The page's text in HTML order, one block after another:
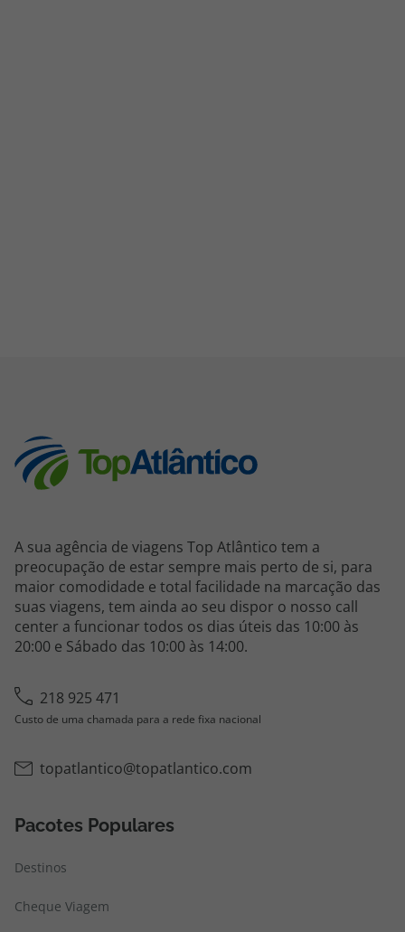
A sua agência de viagens Top Atlântico tem a
preocupação de estar sempre mais perto de si, para
maior comodidade e total facilidade na marcação das
suas viagens, tem ainda ao seu dispor o nosso call
center a funcionar todos os dias úteis das 10:00 às
20:00 e Sábado das 10:00 às 14:00.
218 925 471
Custo de uma chamada para a rede fixa nacional
topatlantico@topatlantico.com
Pacotes Populares
Destinos
Cheque Viagem